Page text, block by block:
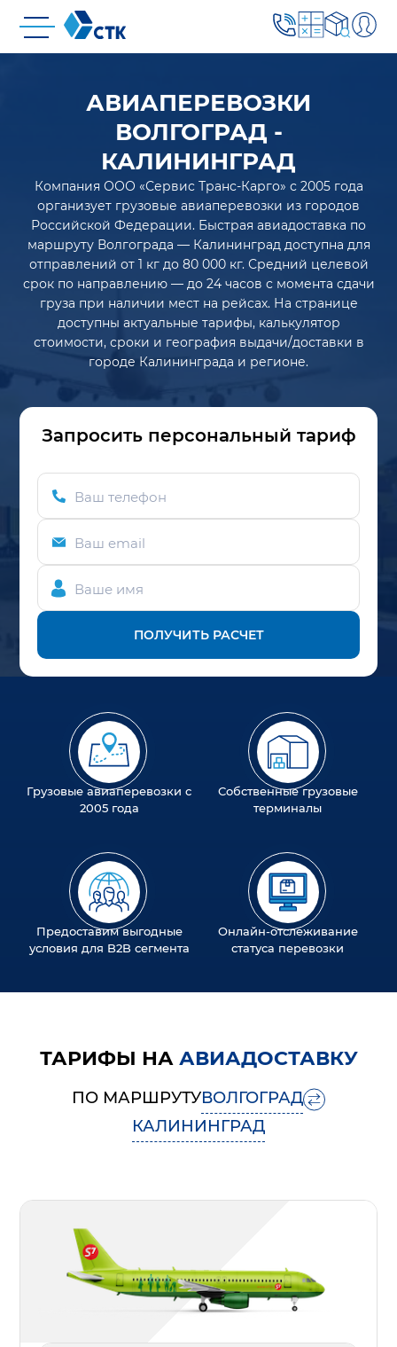
АВИАПЕРЕВОЗКИ
ВОЛГОГРАД -
КАЛИНИНГРАД
Компания ООО «Сервис Транс-Карго» с 2005 года
организует грузовые авиаперевозки из городов
Российской Федерации. Быстрая авиадоставка по
маршруту Волгограда — Калининград доступна для
отправлений от 1 кг до 80 000 кг. Средний целевой
срок по направлению — до 24 часов с момента сдачи
груза при наличии мест на рейсах. На странице
доступны актуальные тарифы, калькулятор
стоимости, сроки и география выдачи/доставки в
городе Калининграда и регионе.
Запросить персональный тариф
Ваш телефон
Ваш email
Ваше имя
ПОЛУЧИТЬ РАСЧЕТ
Грузовые авиаперевозки с
2005 года
Собственные грузовые
терминалы
Предоставим выгодные
условия для B2B сегмента
Онлайн-отслеживание
статуса перевозки
ТАРИФЫ НА АВИАДОСТАВКУ
ПО МАРШРУТУВОЛГОГРАД
КАЛИНИНГРАД